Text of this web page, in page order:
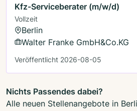
Kfz-Serviceberater (m/w/d)
Vollzeit
Berlin
Walter Franke GmbH&Co.KG
Veröffentlicht 2026-08-05
Nichts Passendes dabei?
Alle neuen Stellenangebote in